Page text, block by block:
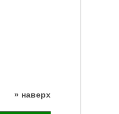
» наверх